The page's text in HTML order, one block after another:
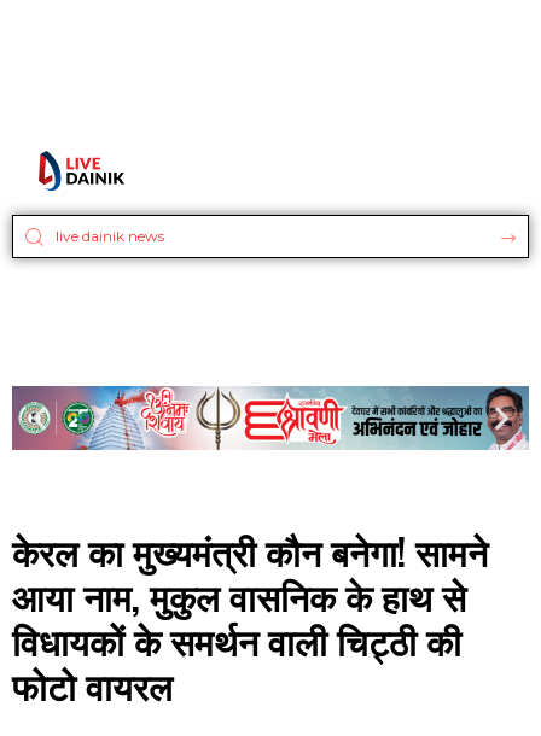
केरल का मुख्यमंत्री कौन बनेगा! सामने
आया नाम, मुकुल वासनिक के हाथ से
विधायकों के समर्थन वाली चिट्ठी की
फोटो वायरल